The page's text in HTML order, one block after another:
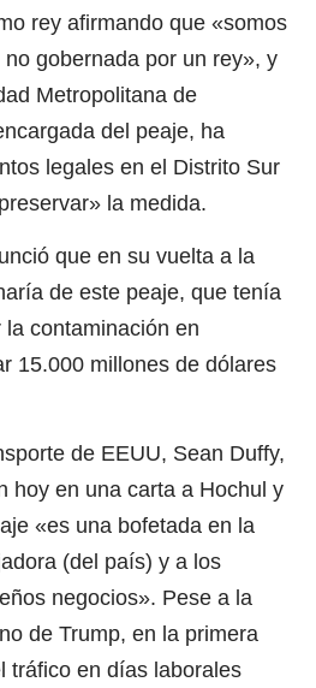
rey afirmando que «somos
gobernada por un rey», y
Metropolitana de
del peaje, ha
legales en el Distrito Sur
la medida.
que en su vuelta a la
de este peaje, que tenía
contaminación en
15.000 millones de dólares
de EEUU, Sean Duffy,
hoy en una carta a Hochul y
«es una bofetada en la
(del país) y a los
negocios». Pese a la
de Trump, en la primera
tráfico en días laborales